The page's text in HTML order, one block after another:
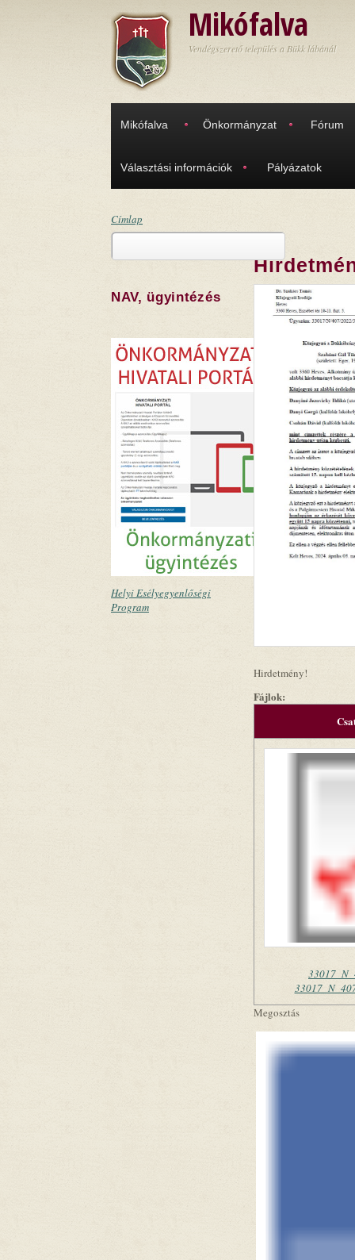
Mikófalva
Vendégszerető település a Bükk lábánál
Mikófalva Önkormányzat Fórum
Választási információk Pályázatok
Címlap
Keresés
NAV, ügyintézés
Helyi Esélyegyenlőségi
Program
Hirdetmény!
Fájlok:
Megosztás